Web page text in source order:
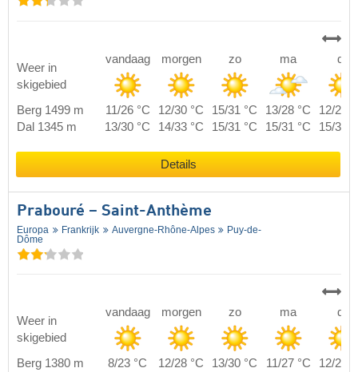
Weer in
skigebied
vandaag morgen zo ma di
Berg 1499 m 11/26 °C 12/30 °C 15/31 °C 13/28 °C
12/28
Dal 1345 m
13/30 °C 14/33 °C 15/31 °C 15/31 °C 15/33
Details
Prabouré – Saint-Anthème
Europa Frankrijk Auvergne-Rhône-Alpes
Puy-de-
Dôme
Weer in
skigebied
vandaag morgen zo ma di
Berg 1380 m 8/23 °C 12/28 °C 13/30 °C 11/27 °C
12/27